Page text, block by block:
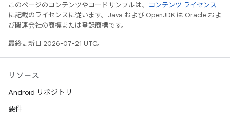
このページのコンテンツやコードサンプルは、
コンテンツ ライセンス
に記載のライセンスに従います。Java および OpenJDK は Oracle およ
び関連会社の商標または登録商標です。
最終更新日 2026-07-21 UTC。
リソース
Android リポジトリ
要件